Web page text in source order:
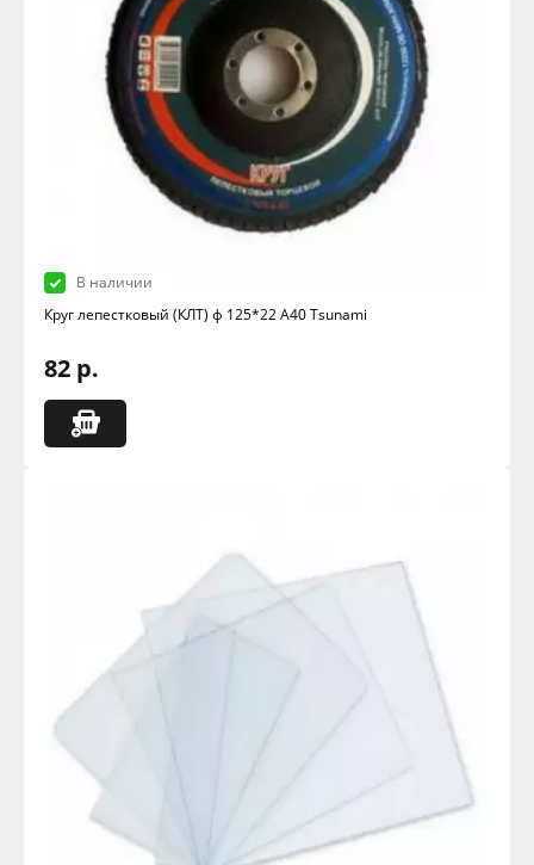
В наличии
Круг лепестковый (КЛТ) ф 125*22 А40 Tsunami
82 р.